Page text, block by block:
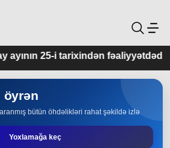
fəaliyyətdədir.
öyrən
bütün öhdəlikləri rahat şəkildə izlə
Yoxlamağa keç